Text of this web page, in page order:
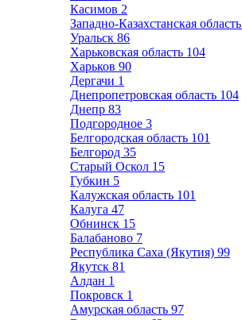
Касимов 2
Западно-Казахстанская область
Уральск 86
Харьковская область 104
Харьков 90
Дергачи 1
Днепропетровская область 104
Днепр 83
Подгородное 3
Белгородская область 101
Белгород 35
Старый Оскол 15
Губкин 5
Калужская область 101
Калуга 47
Обнинск 15
Балабаново 7
Республика Саха (Якутия) 99
Якутск 81
Алдан 1
Покровск 1
Амурская область 97